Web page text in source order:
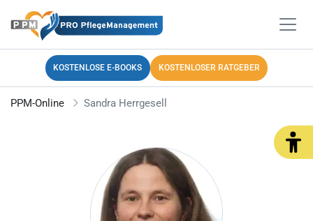
KOSTENLOSE E-BOOKS KOSTENLOSER RATGEBER
PPM-Online Sandra Herrgesell